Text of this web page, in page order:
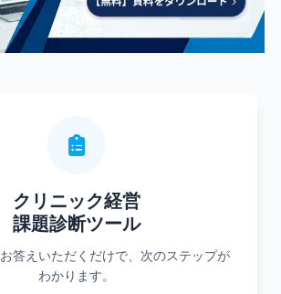
クリニック経営
課題診断ツール
答えいただくだけで、次のステップが
わかります。